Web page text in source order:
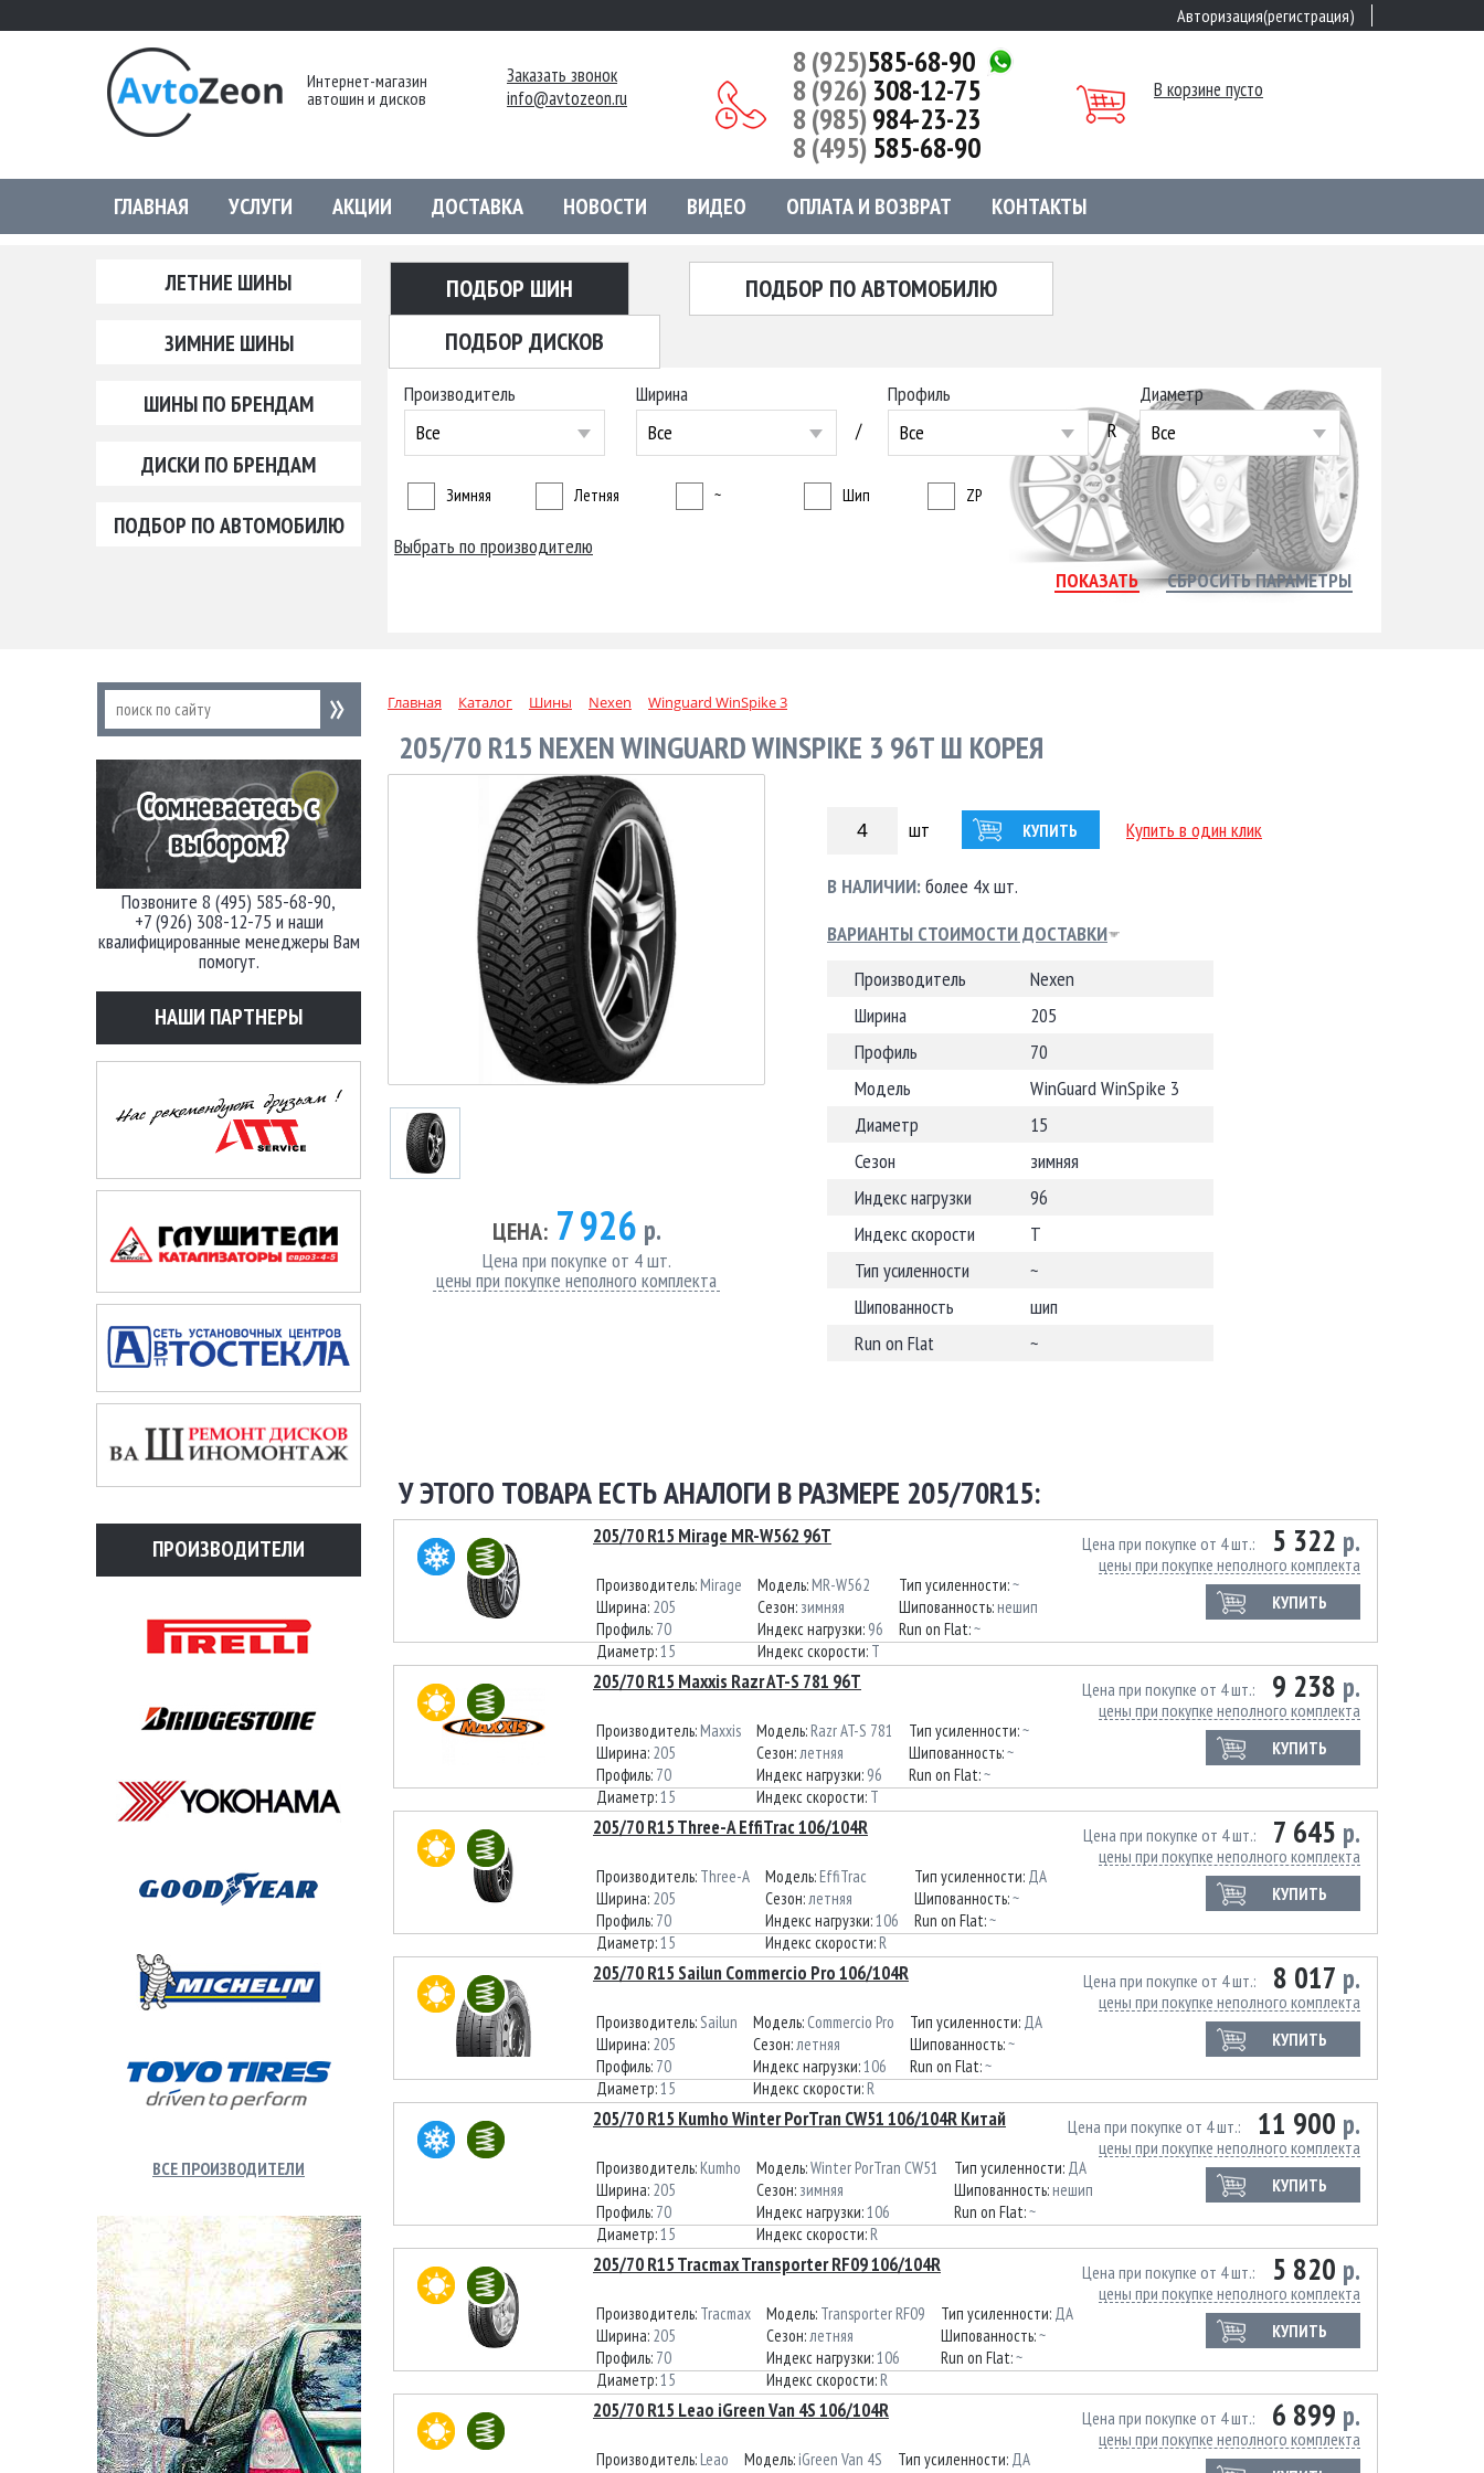
Авторизация(регистрация)
Интернет-магазин
автошин и дисков
Заказать звонок
info@avtozeon.ru
8 (925)585-68-90
8 (926) 308-12-75
8 (985)984-23-23
8 (495) 585-68-90
В корзине пусто
ГЛАВНАЯ УСЛУГИ АКЦИИ ДОСТАВКА НОВОСТИ ВИДЕО ОПЛАТА И ВОЗВРАТ КОНТАКТЫ
ЛЕТНИЕ ШИНЫ
ЗИМНИЕ ШИНЫ
ШИНЫ ПО БРЕНДАМ
ДИСКИ ПО БРЕНДАМ
ПОДБОР ПО АВТОМОБИЛЮ
ПОДБОР ШИН
ПОДБОР ПО АВТОМОБИЛЮ
ПОДБОР ДИСКОВ
Производитель
Все
Ширина
Все
/
Профиль
Все
R
Диаметр
Все
Зимняя Летняя ~ Шип ZP
Выбрать по производителю
Позвоните 8 (495) 585-68-90,
+7 (926) 308-12-75 и наши
квалифицированные менеджеры Вам
помогут.
НАШИ ПАРТНЕРЫ
ПРОИЗВОДИТЕЛИ
ВСЕ ПРОИЗВОДИТЕЛИ
Главная Каталог Шины Nexen Winguard WinSpike 3
205/70 R15 NEXEN WINGUARD WINSPIKE 3 96T Ш КОРЕЯ
ЦЕНА:7 926 р.
Цена при покупке от 4 шт.
цены при покупке неполного комплекта
шт КУПИТЬ Купить в один клик
В НАЛИЧИИ:более 4х шт.
ВАРИАНТЫ СТОИМОСТИ ДОСТАВКИ
Производитель
Nexen
Ширина
205
Профиль
70
Модель
WinGuard WinSpike 3
Диаметр
15
Сезон
зимняя
Индекс нагрузки
96
Индекс скорости
T
Тип усиленности
~
Шипованность
шип
Run on Flat
~
У ЭТОГО ТОВАРА ЕСТЬ АНАЛОГИ В РАЗМЕРЕ 205/70R15:
205/70 R15 Mirage MR-W562 96T 5 322 р.
Цена при покупке от 4 шт.
цены при покупке неполного комплекта
КУПИТЬ
Производитель: Mirage
Ширина: 205
Профиль: 70
Диаметр:15
Модель: MR-W562
Сезон: зимняя
Индекс нагрузки: 96
Индекс скорости: T
Тип усиленности:~
Шипованность: нешип
Run on Flat:~
205/70 R15 Maxxis Razr AT-S 781 96T 9 238 р.
Цена при покупке от 4 шт.
цены при покупке неполного комплекта
КУПИТЬ
Производитель: Maxxis
Ширина: 205
Профиль: 70
Диаметр:15
Модель: Razr AT-S 781
Сезон:летняя
Индекс нагрузки: 96
Индекс скорости: T
Тип усиленности:~
Шипованность:~
Run on Flat:~
205/70 R15 Three-A EffiTrac 106/104R 7 645 р.
Цена при покупке от 4 шт.
цены при покупке неполного комплекта
КУПИТЬ
Производитель: Three-A
Ширина: 205
Профиль: 70
Диаметр:15
Модель: EffiTrac
Сезон:летняя
Индекс нагрузки:106
Индекс скорости: R
Тип усиленности: ДА
Шипованность:~
Run on Flat:~
205/70 R15 Sailun Commercio Pro 106/104R 8 017 р.
Цена при покупке от 4 шт.
цены при покупке неполного комплекта
КУПИТЬ
Производитель:Sailun
Ширина: 205
Профиль: 70
Диаметр:15
Модель: Commercio Pro
Сезон:летняя
Индекс нагрузки:106
Индекс скорости: R
Тип усиленности: ДА
Шипованность:~
Run on Flat:~
205/70 R15 Kumho Winter PorTran CW51 106/104R Китай 11 900 р.
Цена при покупке от 4 шт.
цены при покупке неполного комплекта
КУПИТЬ
Производитель: Kumho
Ширина: 205
Профиль: 70
Диаметр:15
Модель:Winter PorTran CW51
Сезон: зимняя
Индекс нагрузки:106
Индекс скорости: R
Тип усиленности: ДА
Шипованность: нешип
Run on Flat:~
205/70 R15 Tracmax Transporter RF09 106/104R 5 820 р.
Цена при покупке от 4 шт.
цены при покупке неполного комплекта
КУПИТЬ
Производитель: Tracmax
Ширина: 205
Профиль: 70
Диаметр:15
Модель: Transporter RF09
Сезон:летняя
Индекс нагрузки:106
Индекс скорости: R
Тип усиленности: ДА
Шипованность:~
Run on Flat:~
205/70 R15 Leao iGreen Van 4S 106/104R 6 899 р.
Цена при покупке от 4 шт.
цены при покупке неполного комплекта
Производитель: Leao
Модель: iGreen Van 4S
Тип усиленности: ДА